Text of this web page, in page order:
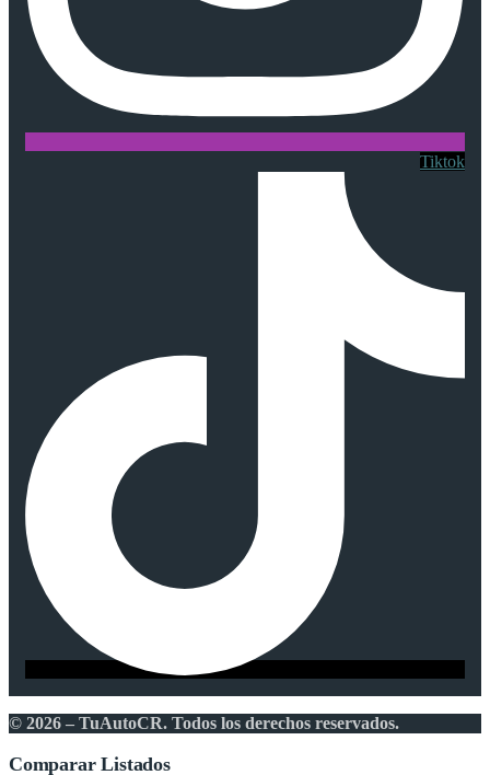
Tiktok
© 2026 – TuAutoCR. Todos los derechos reservados.
Comparar Listados